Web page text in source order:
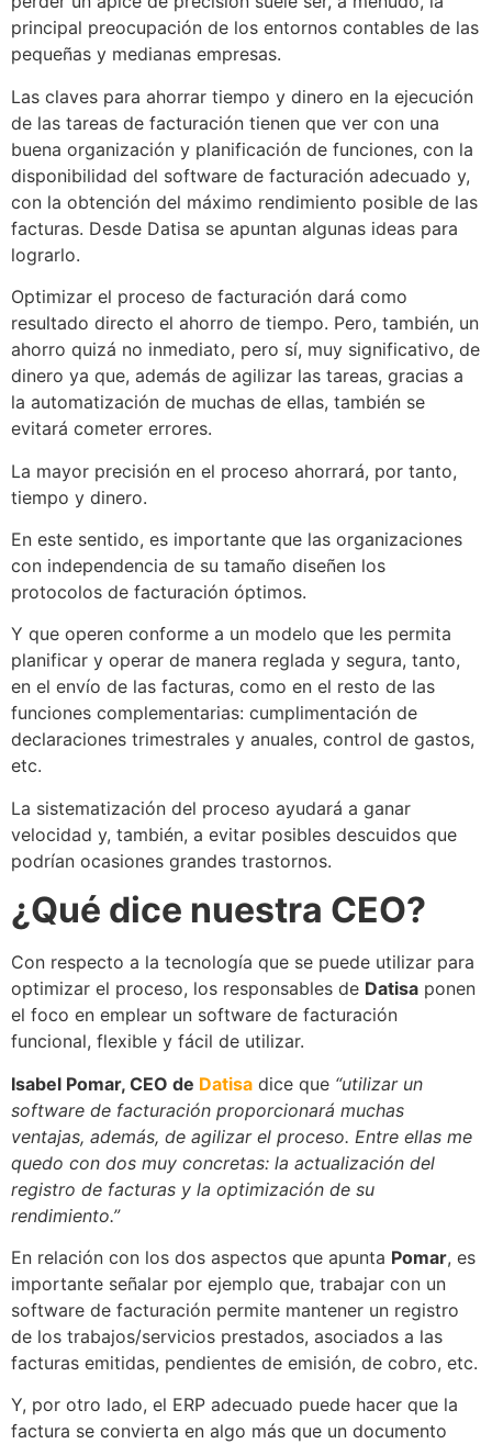
principal preocupación de los entornos contables de las
pequeñas y medianas empresas.
Las claves para ahorrar tiempo y dinero en la ejecución
de las tareas de facturación tienen que ver con una
buena organización y planificación de funciones, con la
disponibilidad del software de facturación adecuado y,
con la obtención del máximo rendimiento posible de las
facturas. Desde Datisa se apuntan algunas ideas para
lograrlo.
Optimizar el proceso de facturación dará como
resultado directo el ahorro de tiempo. Pero, también, un
ahorro quizá no inmediato, pero sí, muy significativo, de
dinero ya que, además de agilizar las tareas, gracias a
la automatización de muchas de ellas, también se
evitará cometer errores.
La mayor precisión en el proceso ahorrará, por tanto,
tiempo y dinero.
En este sentido, es importante que las organizaciones
con independencia de su tamaño diseñen los
protocolos de facturación óptimos.
Y que operen conforme a un modelo que les permita
planificar y operar de manera reglada y segura, tanto,
en el envío de las facturas, como en el resto de las
funciones complementarias: cumplimentación de
declaraciones trimestrales y anuales, control de gastos,
etc.
La sistematización del proceso ayudará a ganar
velocidad y, también, a evitar posibles descuidos que
podrían ocasiones grandes trastornos.
¿Qué dice nuestra CEO?
Con respecto a la tecnología que se puede utilizar para
optimizar el proceso, los responsables de Datisa ponen
el foco en emplear un software de facturación
funcional, flexible y fácil de utilizar.
Isabel Pomar, CEO de Datisa dice que “utilizar un
software de facturación proporcionará muchas
ventajas, además, de agilizar el proceso. Entre ellas me
quedo con dos muy concretas: la actualización del
registro de facturas y la optimización de su
rendimiento.”
En relación con los dos aspectos que apunta Pomar, es
importante señalar por ejemplo que, trabajar con un
software de facturación permite mantener un registro
de los trabajos/servicios prestados, asociados a las
facturas emitidas, pendientes de emisión, de cobro, etc.
Y, por otro lado, el ERP adecuado puede hacer que la
factura se convierta en algo más que un documento